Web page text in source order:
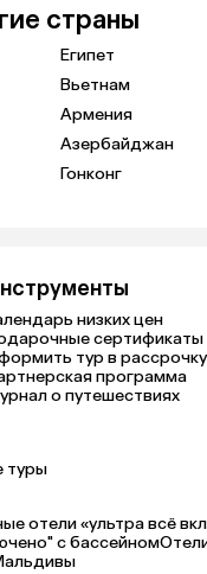
страны
Египет
Вьетнам
Армения
Азербайджан
Гонконг
низких цен
сертификаты
тур в рассрочку
программа
о путешествиях
туры
отели «ультра всё
с бассейном